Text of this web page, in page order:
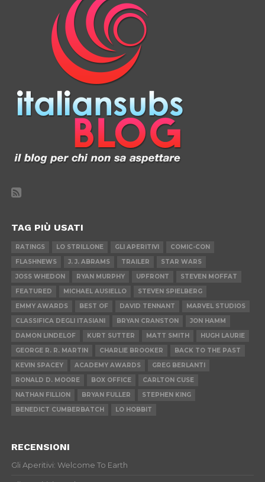
TAG PIÙ USATI
RATINGS LO STRILLONE GLI APERITIVI
COMIC-CON
FLASHNEWS
J. J. ABRAMS TRAILER
STAR WARS
JOSS WHEDON
RYAN MURPHY UPFRONT
STEVEN MOFFAT
FEATURED
MICHAEL AUSIELLO
STEVEN SPIELBERG
EMMY AWARDS
BEST OF DAVID TENNANT
MARVEL STUDIOS
CLASSIFICA DEGLI ITASIANI
BRYAN CRANSTON
JON HAMM
DAMON LINDELOF
KURT SUTTER MATT SMITH
HUGH LAURIE
GEORGE R. R. MARTIN
CHARLIE BROOKER
BACK TO THE PAST
KEVIN SPACEY
ACADEMY AWARDS
GREG BERLANTI
RONALD D. MOORE
BOX OFFICE
CARLTON CUSE
NATHAN FILLION
BRYAN FULLER
STEPHEN KING
BENEDICT CUMBERBATCH
LO HOBBIT
RECENSIONI
Gli Aperitivi: Welcome To Earth